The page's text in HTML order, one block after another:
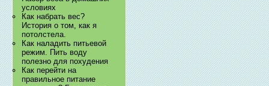
условиях
Как набрать вес?
История о том, как я
потолстела.
Как наладить питьевой
режим. Пить воду
полезно для похудения
Как перейти на
правильное питание